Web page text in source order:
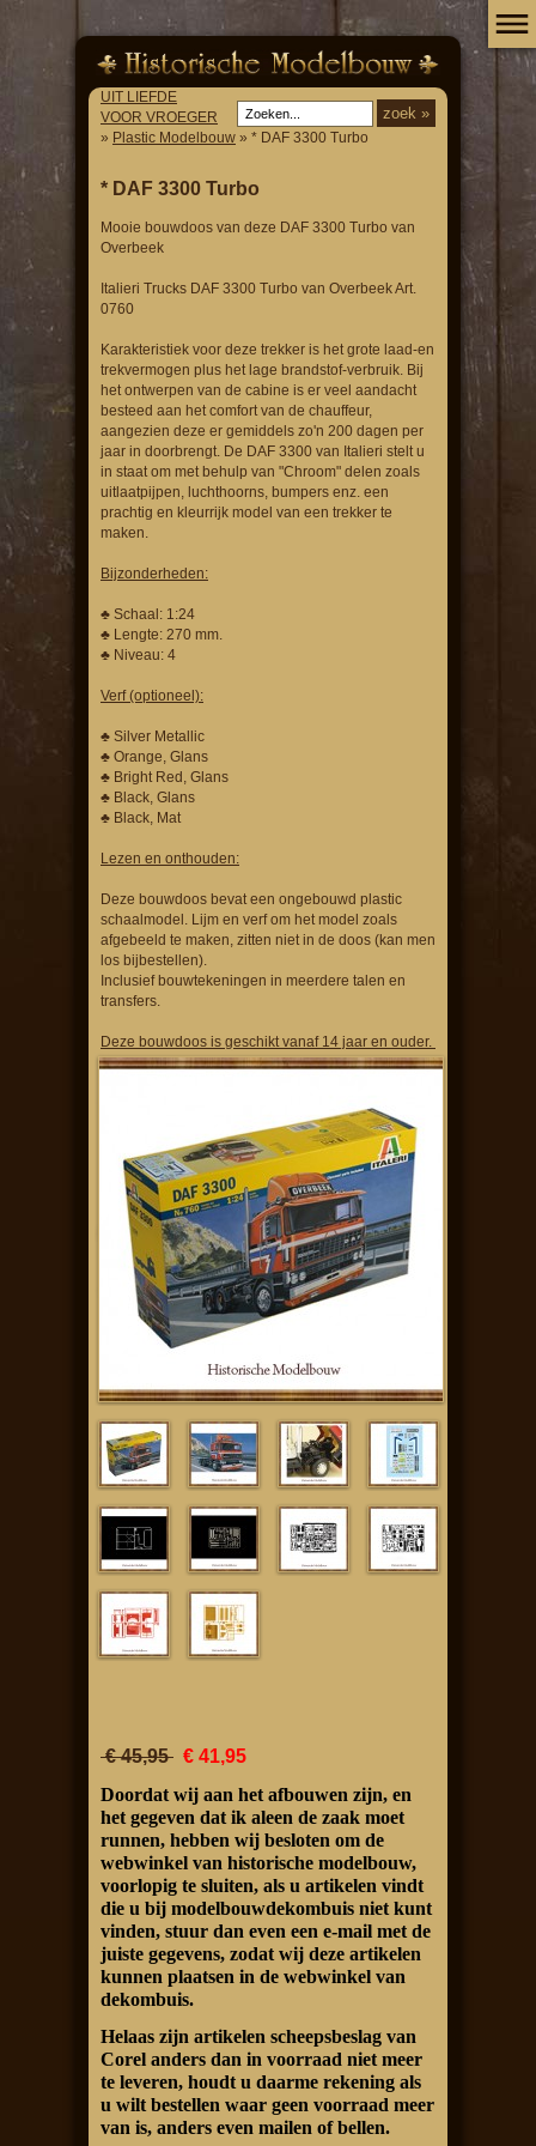
UIT LIEFDE
VOOR VROEGER
» Plastic Modelbouw » * DAF 3300 Turbo
* DAF 3300 Turbo
Mooie bouwdoos van deze DAF 3300 Turbo van
Overbeek
Italieri Trucks DAF 3300 Turbo van Overbeek Art.
0760
Karakteristiek voor deze trekker is het grote laad-en
trekvermogen plus het lage brandstof-verbruik. Bij
het ontwerpen van de cabine is er veel aandacht
besteed aan het comfort van de chauffeur,
aangezien deze er gemiddels zo'n 200 dagen per
jaar in doorbrengt. De DAF 3300 van Italieri stelt u
in staat om met behulp van "Chroom" delen zoals
uitlaatpijpen, luchthoorns, bumpers enz. een
prachtig en kleurrijk model van een trekker te
maken.
Bijzonderheden:
♣ Schaal: 1:24
♣ Lengte: 270 mm.
♣ Niveau: 4
Verf (optioneel):
♣ Silver Metallic
♣ Orange, Glans
♣ Bright Red, Glans
♣ Black, Glans
♣ Black, Mat
Lezen en onthouden:
Deze bouwdoos bevat een ongebouwd plastic
schaalmodel. Lijm en verf om het model zoals
afgebeeld te maken, zitten niet in de doos (kan men
los bijbestellen).
Inclusief bouwtekeningen in meerdere talen en
transfers.
Deze bouwdoos is geschikt vanaf 14 jaar en ouder.
€ 45,95 € 41,95
Doordat wij aan het afbouwen zijn, en
het gegeven dat ik aleen de zaak moet
runnen, hebben wij besloten om de
webwinkel van historische modelbouw,
voorlopig te sluiten, als u artikelen vindt
die u bij modelbouwdekombuis niet kunt
vinden, stuur dan even een e-mail met de
juiste gegevens, zodat wij deze artikelen
kunnen plaatsen in de webwinkel van
dekombuis.
Helaas zijn artikelen scheepsbeslag van
Corel anders dan in voorraad niet meer
te leveren, houdt u daarme rekening als
u wilt bestellen waar geen voorraad meer
van is, anders even mailen of bellen.